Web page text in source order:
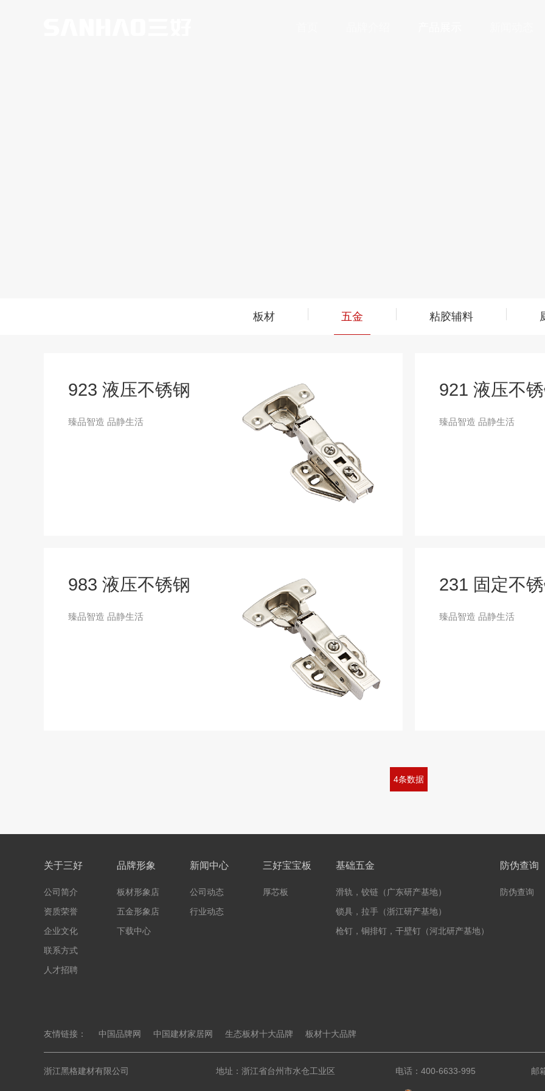
板材 五金 粘胶辅料
923 液压不锈钢
臻品智造 品静生活
921 液压不
臻品智造 品静生活
983 液压不锈钢
臻品智造 品静生活
231 固定不
臻品智造 品静生活
4条数据
关于三好
公司简介
资质荣誉
企业文化
联系方式
人才招聘
品牌形象
板材形象店
五金形象店
下载中心
新闻中心
公司动态
行业动态
三好宝宝板
厚芯板
基础五金
滑轨，铰链（广东研产基地）
锁具，拉手（浙江研产基地）
枪钉，铜排钉，干壁钉（河北研产基地）
防伪查询
防伪查询
友情链接： 中国品牌网 中国建材家居网 生态板材十大品牌 板材十大品牌
浙江黑格建材有限公司 地址：浙江省台州市水仓工业区 电话：400-6633-995 邮